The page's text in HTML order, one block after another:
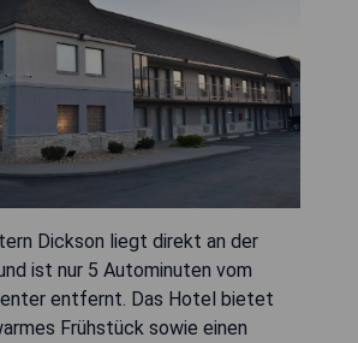
Dickson liegt direkt an der
ist nur 5 Autominuten vom
entfernt. Das Hotel bietet
Frühstück sowie einen